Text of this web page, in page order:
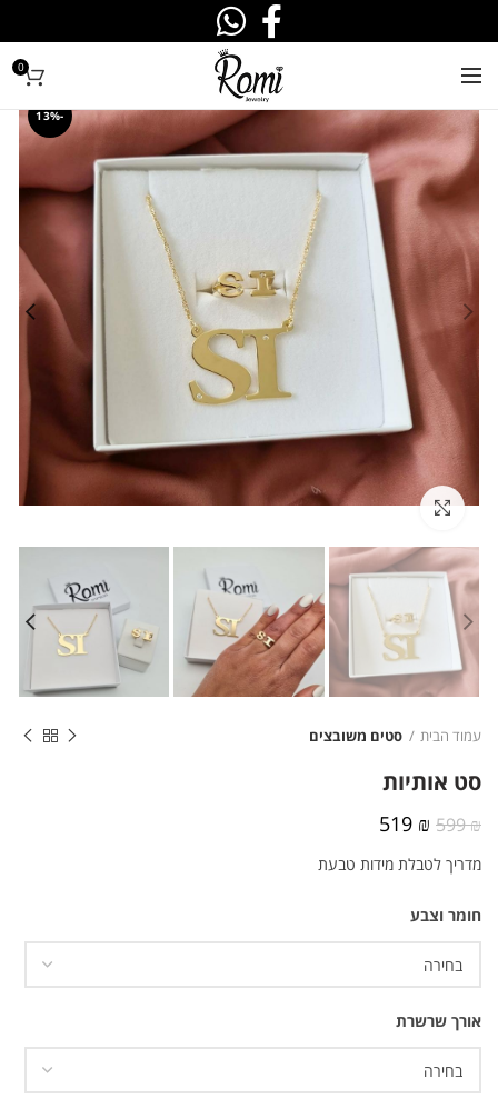
0
-13%
לחצו להגדלה
עמוד הבית סטים משובצים
סט אותיות
599₪
המחיר
היה:
519 ₪
הוא:
מדריך לטבלת מידות טבעת
חומר וצבע
אורך שרשרת